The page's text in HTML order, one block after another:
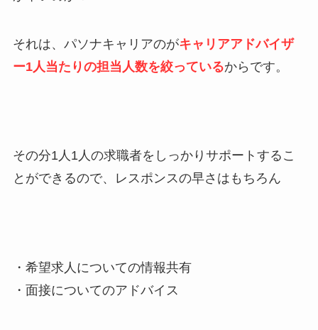
それは、パソナキャリアのがキャリアアドバイザ
ー1人当たりの担当人数を絞っているからです。
その分1人1人の求職者をしっかりサポートするこ
とができるので、レスポンスの早さはもちろん
・希望求人についての情報共有
・面接についてのアドバイス